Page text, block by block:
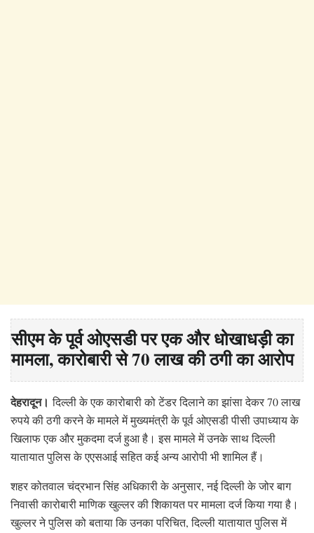
सीएम के पूर्व ओएसडी पर एक और धोखाधड़ी का
मामला, कारोबारी से 70 लाख की ठगी का आरोप
देहरादून। दिल्ली के एक कारोबारी को टेंडर दिलाने का झांसा देकर 70 लाख
रुपये की ठगी करने के मामले में मुख्यमंत्री के पूर्व ओएसडी पीसी उपाध्याय के
खिलाफ एक और मुकदमा दर्ज हुआ है। इस मामले में उनके साथ दिल्ली
यातायात पुलिस के एएसआई सहित कई अन्य आरोपी भी शामिल हैं।
शहर कोतवाल चंद्रभान सिंह अधिकारी के अनुसार, नई दिल्ली के जोर बाग
निवासी कारोबारी माणिक खुल्लर की शिकायत पर मामला दर्ज किया गया है।
खुल्लर ने पुलिस को बताया कि उनका परिचित, दिल्ली यातायात पुलिस में